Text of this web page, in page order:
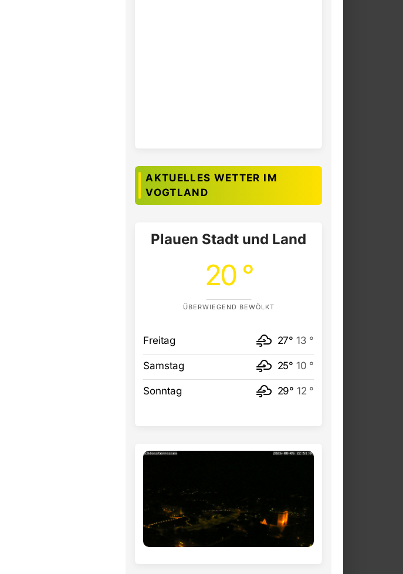
AKTUELLES WETTER IM
VOGTLAND
Plauen Stadt und Land
20 °
ÜBERWIEGEND BEWÖLKT
Freitag 27° 13 °
Samstag 25° 10 °
Sonntag 29° 12 °